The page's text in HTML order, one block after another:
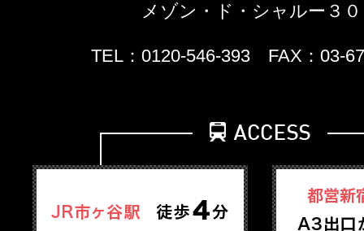
メゾン・ド・シャルー３
TEL：0120-546-393 FAX：03-